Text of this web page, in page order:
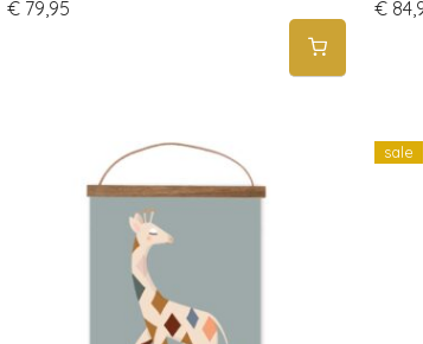
€79,95
€
sale